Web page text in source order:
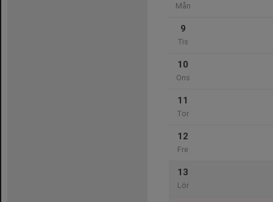
Mån
9
Tis
10
Ons
11
Tor
12
Fre
13
Lör